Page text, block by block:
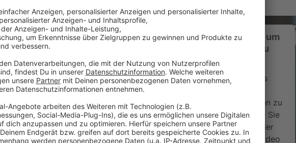
Wir benötigen Ihre Zustimmung, um
den YouTube Video-Service zu
laden!
Wir verwenden einen Service eines
Drittanbieters, um Videoinhalte
einzubetten. Dieser Service kann Daten zu
Ihren Aktivitäten sammeln. Bitte lesen Sie
die Details durch und stimmen Sie der
Nutzung des Service zu, um dieses Video